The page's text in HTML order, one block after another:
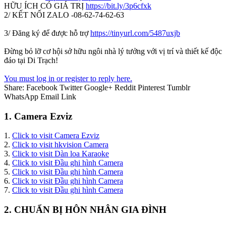
HỮU ÍCH CÓ GIÁ TRỊ https://bit.ly/3p6cfxk
2/ KẾT NỐI ZALO -08-62-74-62-63
3/ Đăng ký để được hỗ trợhttps://tinyurl.com/5487uxjb
Đừng bỏ lỡ cơ hội sở hữu ngôi nhà lý tưởng với vị trí và thiết kế độc
đáo tại Di Trạch!
You must log in or register to reply here.
Share: Facebook Twitter Google+ Reddit Pinterest Tumblr
WhatsApp Email Link
1. Camera Ezviz
1. Click to visit Camera Ezviz
2. Click to visit hkvision Camera
3. Click to visit Dàn loa Karaoke
4. Click to visit Đầu ghi hình Camera
5. Click to visit Đầu ghi hình Camera
6. Click to visit Đầu ghi hình Camera
7. Click to visit Đầu ghi hình Camera
2. CHUẨN BỊ HÔN NHÂN GIA ĐÌNH